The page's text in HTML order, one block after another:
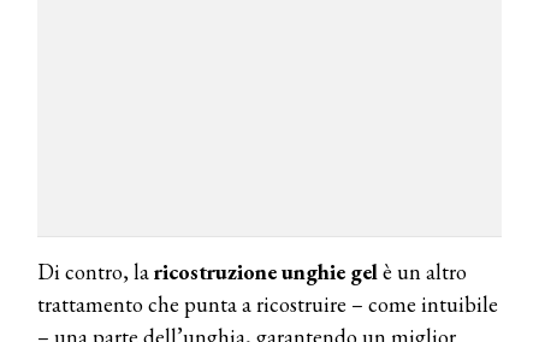
Di contro, laricostruzione unghie gelè un altro
trattamento che punta a ricostruire – come intuibile